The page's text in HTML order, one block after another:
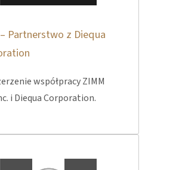
Partnerstwo z Diequa
współpracy ZIMM
i Diequa Corporation.